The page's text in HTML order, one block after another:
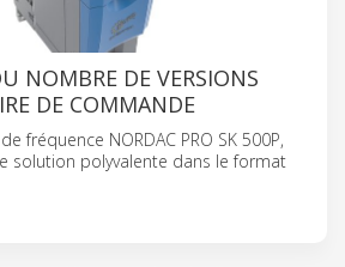
NOMBRE DE VERSIONS
DE COMMANDE
fréquence NORDAC PRO SK 500P,
solution polyvalente dans le format